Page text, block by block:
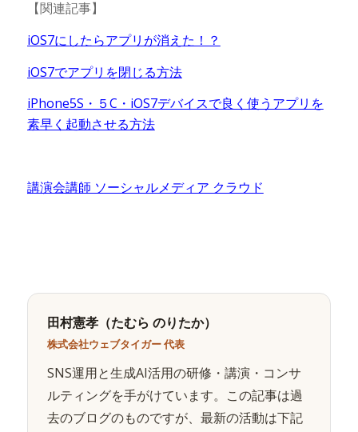
【関連記事】
iOS7にしたらアプリが消えた！？
iOS7でアプリを閉じる方法
iPhone5S・５C・iOS7デバイスで良く使うアプリを
素早く起動させる方法
講演会講師 ソーシャルメディア クラウド
田村憲孝（たむら のりたか）
株式会社ウェブタイガー 代表
SNS運用と生成AI活用の研修・講演・コンサ
ルティングを手がけています。この記事は過
去のブログのものですが、最新の活動は下記